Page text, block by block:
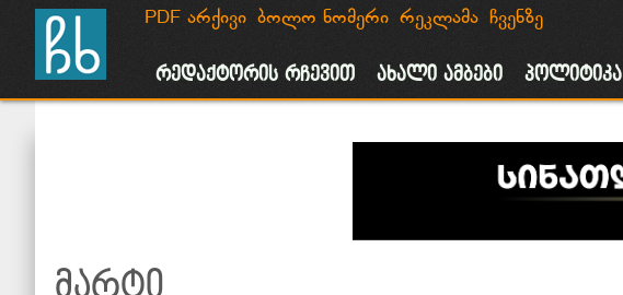
მთავარი
PDF არქივი ბოლო ნომერი რეკლამა ჩვენზე
რედაქტორის რჩევით ახალი ამბები პოლიტიკა